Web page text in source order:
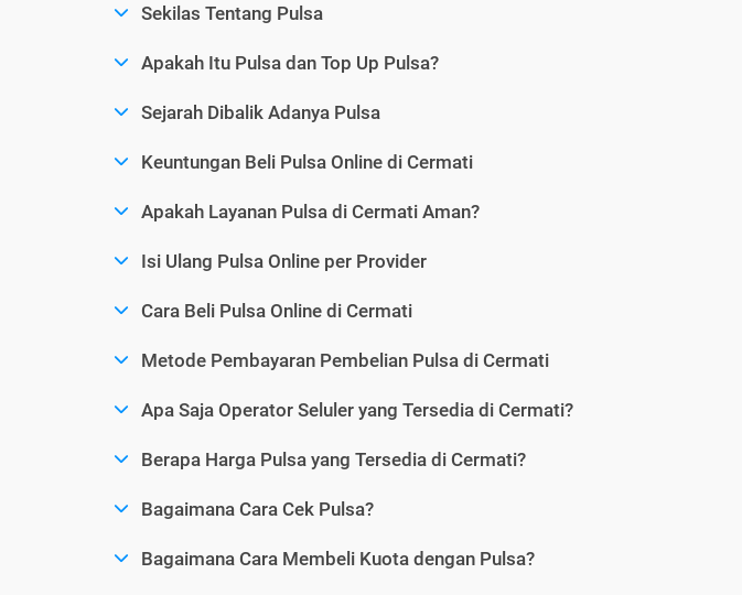
Sekilas Tentang Pulsa
Apakah Itu Pulsa dan Top Up Pulsa?
Sejarah Dibalik Adanya Pulsa
Keuntungan Beli Pulsa Online di Cermati
Apakah Layanan Pulsa di Cermati Aman?
Isi Ulang Pulsa Online per Provider
Cara Beli Pulsa Online di Cermati
Metode Pembayaran Pembelian Pulsa di Cermati
Apa Saja Operator Seluler yang Tersedia di Cermati?
Berapa Harga Pulsa yang Tersedia di Cermati?
Bagaimana Cara Cek Pulsa?
Bagaimana Cara Membeli Kuota dengan Pulsa?